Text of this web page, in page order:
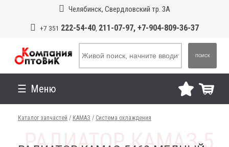
Челябинск, Свердловский тр. 3А
+7 351 222-54-40, 211-07-97, +7-904-809-36-37
ПОИСК
Меню
Каталог запчастей / КАМАЗ / Система охлаждения